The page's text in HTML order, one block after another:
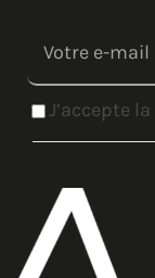
J’accepte la